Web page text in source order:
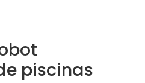
piscinas